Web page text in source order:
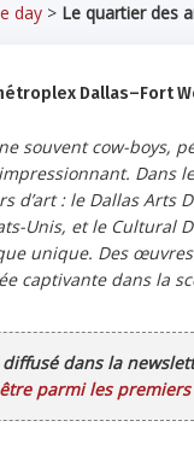
day > Le quartier des
Dallas–Fort
souvent cow-boys,
Dans
: le Dallas Arts
Unis, et le Cultural
unique. Des
captivante dans la
dans la
parmi les